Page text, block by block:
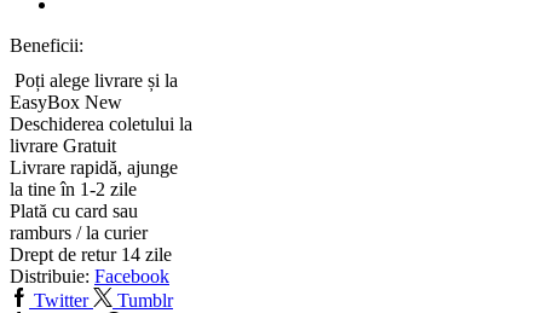
Beneficii:
Poți alege livrare și la
EasyBox New
Deschiderea coletului la
livrare Gratuit
Livrare rapidă, ajunge
la tine în 1-2 zile
Plată cu card sau
ramburs / la curier
Drept de retur 14 zile
Distribuie: Facebook
Twitter
Tumblr